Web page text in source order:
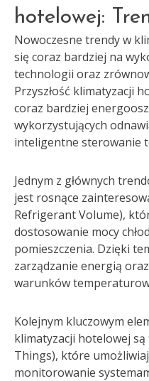
hotelowej:
Nowoczesne trendy w
się coraz bardziej na
technologii oraz
Przyszłość klimatyzacji
coraz bardziej
wykorzystujących
inteligentne sterowanie
Jednym z głównych
jest rosnące
Refrigerant Volume),
dostosowanie mocy
pomieszczenia. Dzięki
zarządzanie energią
warunków
Kolejnym kluczowym
klimatyzacji hotelowej
Things), które
monitorowanie